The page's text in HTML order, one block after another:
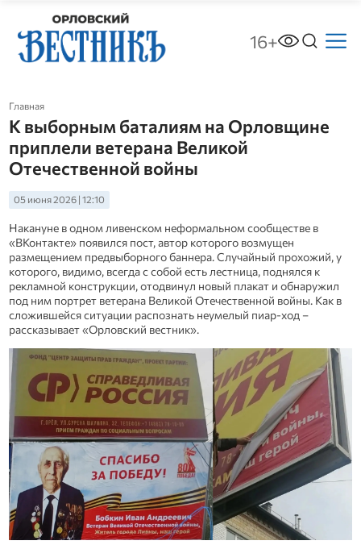
16+
Главная
К выборным баталиям на Орловщине
приплели ветерана Великой
Отечественной войны
05 июня 2026 | 12:10
Накануне в одном ливенском неформальном сообществе в
«ВКонтакте» появился пост, автор которого возмущен
размещением предвыборного баннера. Случайный прохожий, у
которого, видимо, всегда с собой есть лестница, поднялся к
рекламной конструкции, отодвинул новый плакат и обнаружил
под ним портрет ветерана Великой Отечественной войны. Как в
сложившейся ситуации распознать неумелый пиар-ход –
рассказывает «Орловский вестник».